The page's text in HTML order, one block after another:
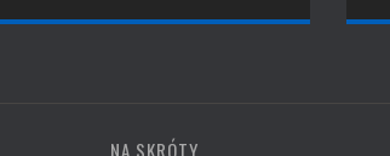
NA SKRÓTY